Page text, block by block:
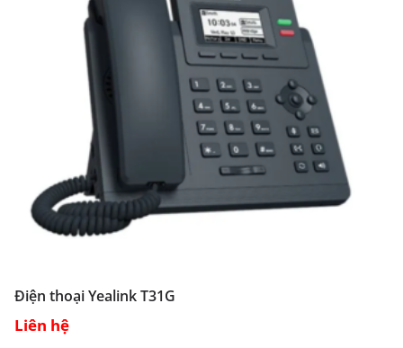
Điện thoại Yealink T31G
Liên hệ